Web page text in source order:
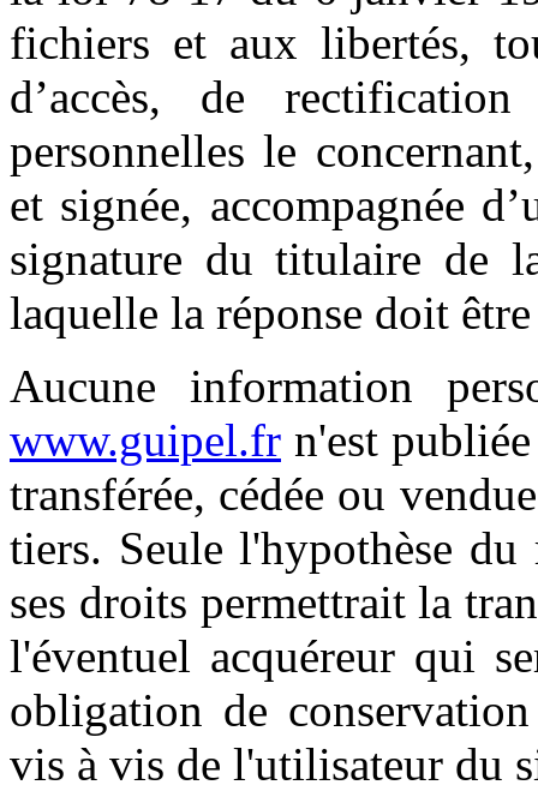
fichiers et aux libertés,
d’accès, de
personnelles le
et signée, accompagnée
signature du titulaire de
laquelle la réponse doit
Aucune information
www.guipel.fr n'est
transférée, cédée ou
tiers. Seule l'hypothèse
ses droits permettrait la
l'éventuel acquéreur qui
obligation de
vis à vis de l'utilisateur du